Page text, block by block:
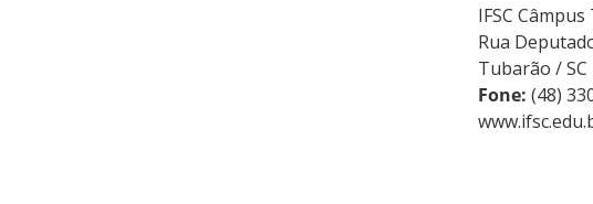
IFSC
Rua
Tubarão / SC
Fone: (48)